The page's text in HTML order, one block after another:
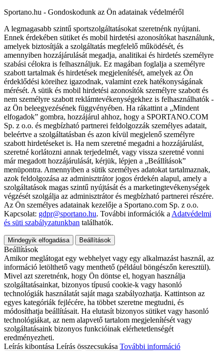
Sportano.hu - Gondoskodunk az Ön adatainak védelméről
A legmagasabb szintű sportszolgáltatásokat szeretnénk nyújtani.
Ennek érdekében sütiket és mobil hirdetési azonosítókat használunk,
amelyek biztosítják a szolgáltatás megfelelő működését, és
amennyiben hozzájárulását megadja, analitikai és hirdetés személyre
szabási célokra is felhasználjuk. Ez magában foglalja a személyre
szabott tartalmak és hirdetések megjelenítését, amelyek az Ön
érdeklődési köreihez igazodnak, valamint ezek hatékonyságának
mérését. A sütik és mobil hirdetési azonosítók személyre szabott és
nem személyre szabott reklámtevékenységekhez is felhasználhatók -
az Ön beleegyezésének függvényében. Ha rákattint a „Mindent
elfogadok” gombra, hozzájárul ahhoz, hogy a SPORTANO.COM
Sp. z o.o. és megbízható partnerei feldolgozzák személyes adatait,
beleértve a szolgáltatásban és azon kívül megjelenő személyre
szabott hirdetéseket is. Ha nem szeretné megadni a hozzájárulást,
szeretné korlátozni annak terjedelmét, vagy vissza szeretné vonni
már megadott hozzájárulását, kérjük, lépjen a „Beállítások”
menüpontra. Amennyiben a sütik személyes adatokat tartalmaznak,
azok feldolgozása az adminisztrátor jogos érdekén alapul, amely a
szolgáltatások magas szintű nyújtását és a marketingtevékenységek
végzését szolgálja az adminisztrátor és megbízható partnerei részére.
Az Ön személyes adatainak kezelője a Sportano.com Sp. z o.o.
Kapcsolat: gdpr@sportano.hu. További információk a Adatvédelmi
és süti szabályzatunkban találhatók.
Mindegyik elfogadása Beállítások
Beállítások
Amikor meglátogat egy webhelyet vagy egy alkalmazást használ, az
információ letölthető vagy menthető (például böngészőn keresztül).
Mivel azt szeretnénk, hogy Ön döntse el, hogyan használja
szolgáltatásainkat, bizonyos típusú cookie-k vagy hasonló
technológiák használatát saját maga szabályozhatja. Kattintson az
egyes kategóriák fejlécére, ha többet szeretne megtudni, és
módosíthatja beállításait. Ha elutasít bizonyos sütiket vagy hasonló
technológiákat, az nem alapvető tartalom megjelenítését vagy
szolgáltatásaink bizonyos funkcióinak elérhetetlenségét
eredményezheti.
Leírás kibontása Leírás összecsukása További információ